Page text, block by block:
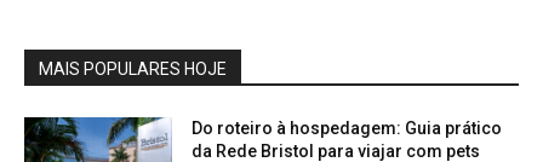
MAIS POPULARES HOJE
Do roteiro à hospedagem: Guia prático
da Rede Bristol para viajar com pets